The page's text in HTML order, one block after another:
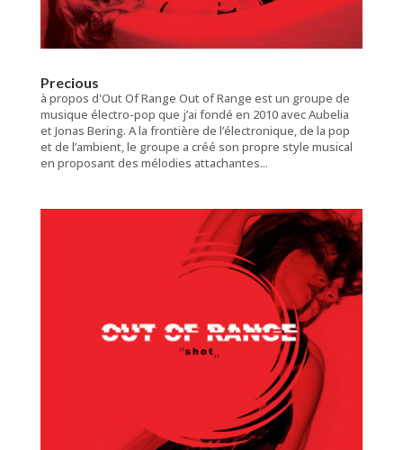
Precious
à propos d'Out Of Range Out of Range est un groupe de
musique électro-pop que j’ai fondé en 2010 avec Aubelia
et Jonas Bering. A la frontière de l’électronique, de la pop
et de l’ambient, le groupe a créé son propre style musical
en proposant des mélodies attachantes...